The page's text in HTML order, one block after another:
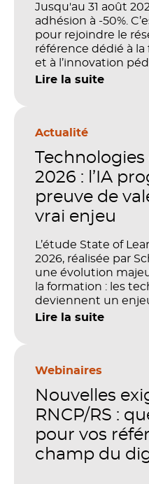
Jusqu'au 31 août
adhésion à -50%.
pour rejoindre le
référence dédié à
et à l’innovation
Lire la suite
Actualité
2026 : l’IA
preuve de
vrai enjeu
L’étude State of
2026, réalisée par
une évolution
la formation : les
deviennent un
performance et de
stratégique. Mais
investissements sur
productivité et la
Lire la suite
Webinaires
Nouvelles
RNCP/RS :
pour vos
champ du